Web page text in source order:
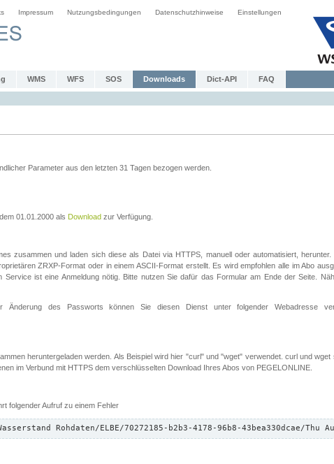
Impressum Nutzungsbedingungen Datenschutzhinweise Einstellungen
WMS WFS SOS Downloads Dict-API FAQ
Parameter aus den letzten 31 Tagen bezogen werden.
01.01.2000 als Download zur Verfügung.
zusammen und laden sich diese als Datei via HTTPS, manuell oder automatisiert, herunter.
ZRXP-Format oder in einem ASCII-Format erstellt. Es wird empfohlen alle im Abo
ist eine Anmeldung nötig. Bitte nutzen Sie dafür das Formular am Ende der Seite.
Änderung des Passworts können Sie diesen Dienst unter folgender Webadresse
heruntergeladen werden. Als Beispiel wird hier "curl" und "wget" verwendet. curl und wget
im Verbund mit HTTPS dem verschlüsselten Download Ihres Abos von PEGELONLINE.
folgender Aufruf zu einem Fehler
Rohdaten/ELBE/70272185-b2b3-4178-96b8-43bea330dcae/Thu